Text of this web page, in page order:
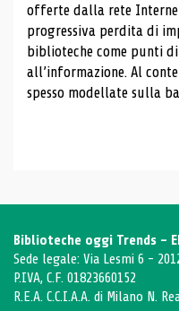
offerte dalla rete
progressiva perdita di
biblioteche come punti
all’informazione. Al
spesso modellate sulla
Biblioteche oggi Trends -
Sede legale: Via Lesmi 6 -
P.IVA, C.F. 01823660152
R.E.A. C.C.I.A.A. di Milano N.